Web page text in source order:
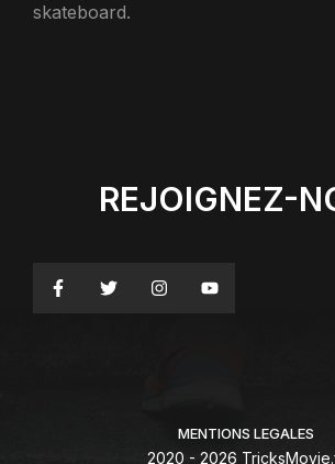
skateboard.
REJOIGNEZ-
MENTIONS LEGALES
2020 - 2026